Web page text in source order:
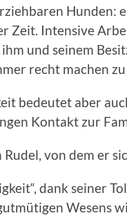
Hunden:
Zeit. Intensive
und seinem
recht machen zu
bedeutet aber
Kontakt zur
Rudel, von dem er
dank seiner
Wesens